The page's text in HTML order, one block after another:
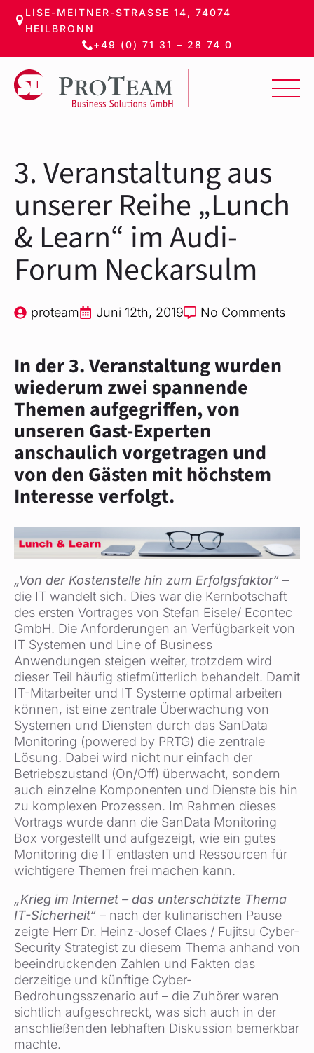
Zum
Hauptinhalt
LISE-MEITNER-STRASSE 14, 74074 H
EILBRONN
+49 (0) 71 31 – 28 74 0
3. Veranstaltung aus
unserer Reihe „Lunch
& Learn“ im Audi-
Forum Neckarsulm
proteam Juni 12th, 2019 No Comments
In der 3. Veranstaltung wurden
wiederum zwei spannende
Themen aufgegriffen, von
unseren Gast-Experten
anschaulich vorgetragen und
von den Gästen mit höchstem
Interesse verfolgt.
„Von der Kostenstelle hin zum Erfolgsfaktor“ –
die IT wandelt sich. Dies war die Kernbotschaft
des ersten Vortrages von Stefan Eisele/ Econtec
GmbH. Die Anforderungen an Verfügbarkeit von
IT Systemen und Line of Business
Anwendungen steigen weiter, trotzdem wird
dieser Teil häufig stiefmütterlich behandelt. Damit
IT-Mitarbeiter und IT Systeme optimal arbeiten
können, ist eine zentrale Überwachung von
Systemen und Diensten durch das SanData
Monitoring (powered by PRTG) die zentrale
Lösung. Dabei wird nicht nur einfach der
Betriebszustand (On/Off) überwacht, sondern
auch einzelne Komponenten und Dienste bis hin
zu komplexen Prozessen. Im Rahmen dieses
Vortrags wurde dann die SanData Monitoring
Box vorgestellt und aufgezeigt, wie ein gutes
Monitoring die IT entlasten und Ressourcen für
wichtigere Themen frei machen kann.
„Krieg im Internet – das unterschätzte Thema
IT-Sicherheit“ – nach der kulinarischen Pause
zeigte Herr Dr. Heinz-Josef Claes / Fujitsu Cyber-
Security Strategist zu diesem Thema anhand von
beeindruckenden Zahlen und Fakten das
derzeitige und künftige Cyber-
Bedrohungsszenario auf – die Zuhörer waren
sichtlich aufgeschreckt, was sich auch in der
anschließenden lebhaften Diskussion bemerkbar
machte.